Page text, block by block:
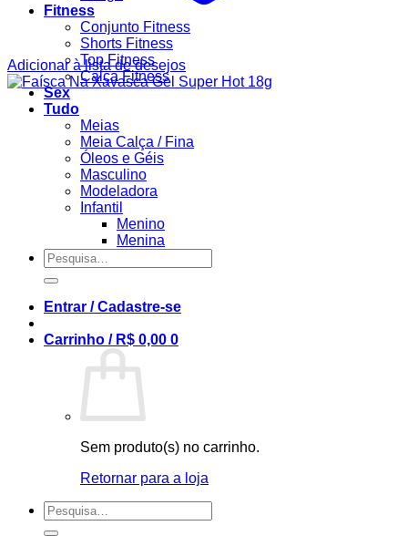
Fitness
Conjunto Fitness
Shorts Fitness
Top Fitness
Calça Fitness
Sex
Tudo
Meias
Meia Calça / Fina
Óleos e Géis
Masculino
Modeladora
Infantil
Menino
Menina
Pesquisar
por:
Entrar / Cadastre-se
Carrinho / R$ 0,00 0
Sem produto(s) no carrinho.
Retornar para a loja
Pesquisar
por:
Adicionar à lista de desejos